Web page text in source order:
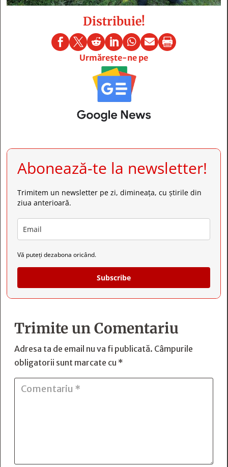
Distribuie!
     

Urmărește-ne pe
Abonează-te la newsletter!
Trimitem un newsletter pe zi, dimineața, cu știrile din
ziua anterioară.
Vă puteți dezabona oricând.
Subscribe
Trimite un Comentariu
Adresa ta de email nu va fi publicată. Câmpurile
obligatorii sunt marcate cu *